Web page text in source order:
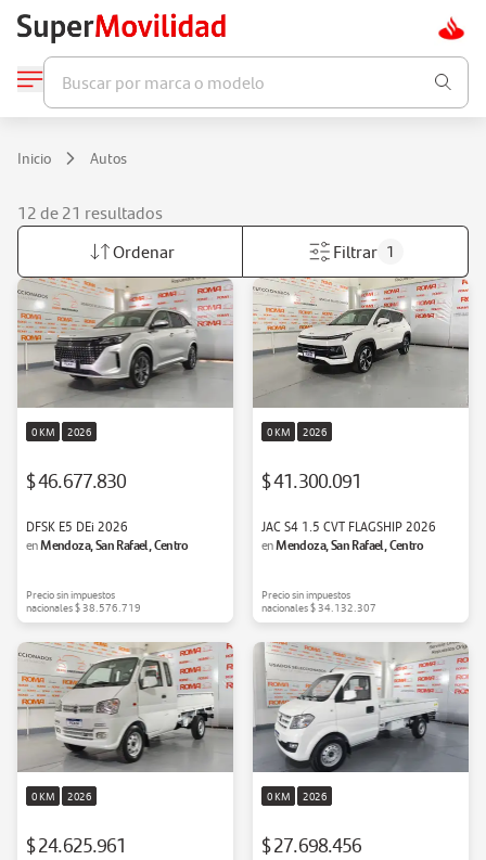
Buscar por marca o modelo
Inicio Autos
12 de 21 resultados
Ordenar
Filtrar 1
0 KM 2026
$ 46.677.830
DFSK E5 DEi 2026
enMendoza, San Rafael, Centro
Precio sin impuestos
nacionales$ 38.576.719
0 KM 2026
$ 41.300.091
JAC S4 1.5 CVT FLAGSHIP 2026
enMendoza, San Rafael, Centro
Precio sin impuestos
nacionales$ 34.132.307
0 KM 2026
$ 24.625.961
0 KM 2026
$ 27.698.456